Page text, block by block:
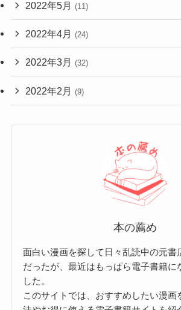
2022年5月 (11)
2022年4月 (24)
2022年3月 (32)
2022年2月 (9)
本の薦め
面白い漫画を探して日々乱読中の元書
だったが、最近はもっぱら電子書籍に
した。
このサイトでは、おすすめしたい漫画